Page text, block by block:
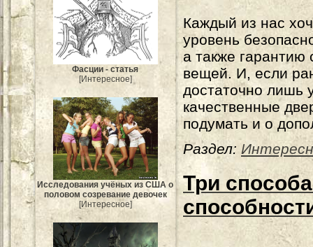
Фасции - статья
[Интересное]
Исследования учёных из США о
половом созревание девочек
[Интересное]
Каждый из нас
уровень
а также гарантию
вещей. И, если
достаточно лишь
качественные
подумать и о
Раздел:
Три